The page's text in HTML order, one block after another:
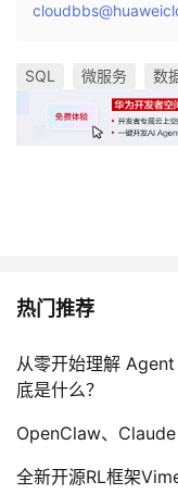
SQL 微服务 数
热门推荐
从零开始理解
底是什么？
OpenClaw、
全新开源RL框架